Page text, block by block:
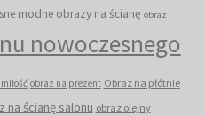
modne obrazy na ścianę obraz
nowoczesnego
obraz na prezent Obraz na płótnie
na ścianę salonu obraz olejny